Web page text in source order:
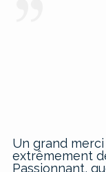
Un grand
extrêmement
Passionnant,